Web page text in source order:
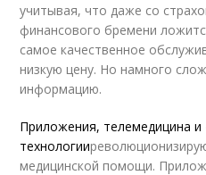
учитывая, что даже со
финансового бремени
самое качественное
низкую цену. Но намного
информацию.
Приложения, телемедицина и
технологии
медицинской помощи.